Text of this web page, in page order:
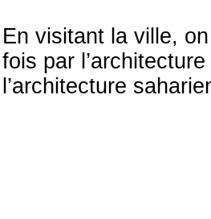
En visitant la ville,
fois par
l’architecture